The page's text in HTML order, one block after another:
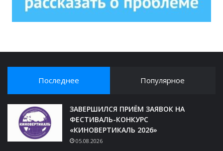
Последнее Популярное
ЗАВЕРШИЛСЯ ПРИЁМ ЗАЯВОК НА
ФЕСТИВАЛЬ-КОНКУРС
«КИНОВЕРТИКАЛЬ 2026»
05.08.2026